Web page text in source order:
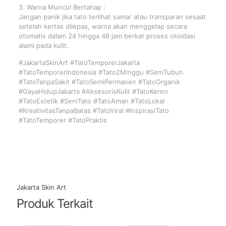
3. Warna Muncul Bertahap :
Jangan panik jika tato terlihat samar atau transparan sesaat
setelah kertas dilepas, warna akan menggelap secara
otomatis dalam 24 hingga 48 jam berkat proses oksidasi
alami pada kulit.
#JakartaSkinArt #TatoTemporerJakarta
#TatoTemporerIndonesia #Tato2Minggu #SeniTubuh
#TatoTanpaSakit #TatoSemiPermanen #TatoOrganik
#GayaHidupJakarta #AksesorisKulit #TatoKeren
#TatoEstetik #SeniTato #TatoAman #TatoLokal
#KreativitasTanpaBatas #TatoViral #InspirasiTato
#TatoTemporer #TatoPraktis
Jakarta Skin Art
Produk Terkait